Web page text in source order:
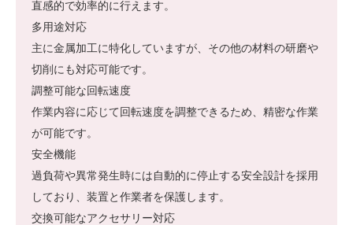
直感的で効率的に行えます。
多用途対応
主に金属加工に特化していますが、その他の材料の研磨や
切削にも対応可能です。
調整可能な回転速度
作業内容に応じて回転速度を調整できるため、精密な作業
が可能です。
安全機能
過負荷や異常発生時には自動的に停止する安全設計を採用
しており、装置と作業者を保護します。
交換可能なアクセサリー対応